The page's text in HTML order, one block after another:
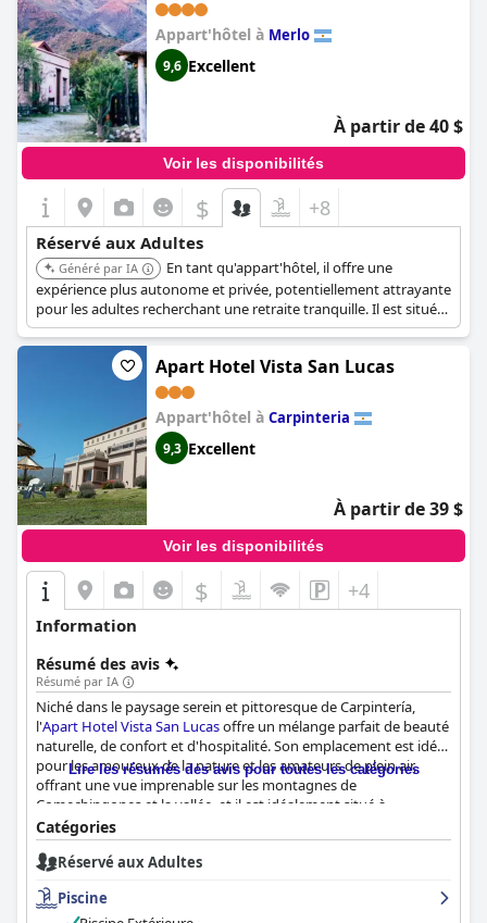
Appart'hôtel à Merlo
9,6 Excellent
À partir de 40 $
Voir les disponibilités
$ +8
Réservé aux Adultes
Généré par IA
En tant qu'appart'hôtel, il offre une
expérience plus autonome et privée, potentiellement attrayante
pour les adultes recherchant une retraite tranquille. Il est situé
sur El Crespin.
Apart Hotel Vista San Lucas
Appart'hôtel à Carpinteria
9,3 Excellent
À partir de 39 $
Voir les disponibilités
$ +4
Information
Résumé des avis
Résumé par IA
Niché dans le paysage serein et pittoresque de Carpintería,
l'Apart Hotel Vista San Lucasoffre un mélange parfait de beauté
naturelle, de confort et d'hospitalité. Son emplacement est idéal
pour les amoureux de la nature et les amateurs de plein air,
offrant une vue imprenable sur les montagnes de
Comechingones et la vallée, et il est idéalement situé à
proximité de zones clés telles que l'autoroute et Merlo. Les
clients louent régulièrement la tranquillité du cadre et
l'excellente attention du personnel, en particulier Julieta, qui se
distingue par son hospitalité et sa gentillesse exceptionnelles.
Lire les résumés des avis pour toutes les catégories
Catégories
Réservé aux Adultes
Piscine